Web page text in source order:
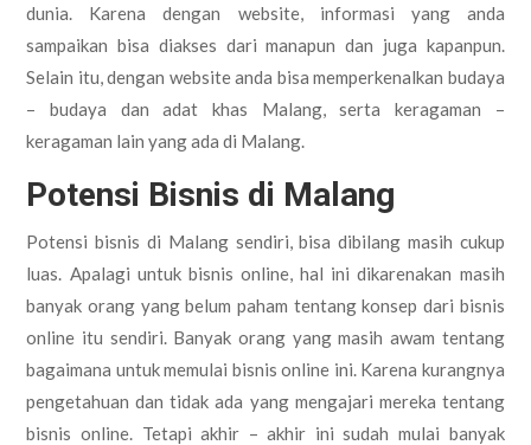
dunia. Karena dengan website, informasi yang anda
sampaikan bisa diakses dari manapun dan juga kapanpun.
Selain itu, dengan website anda bisa memperkenalkan budaya
– budaya dan adat khas Malang, serta keragaman –
keragaman lain yang ada di Malang.
Potensi Bisnis di Malang
Potensi bisnis di Malang sendiri, bisa dibilang masih cukup
luas. Apalagi untuk bisnis online, hal ini dikarenakan masih
banyak orang yang belum paham tentang konsep dari bisnis
online itu sendiri. Banyak orang yang masih awam tentang
bagaimana untuk memulai bisnis online ini. Karena kurangnya
pengetahuan dan tidak ada yang mengajari mereka tentang
bisnis online. Tetapi akhir – akhir ini sudah mulai banyak